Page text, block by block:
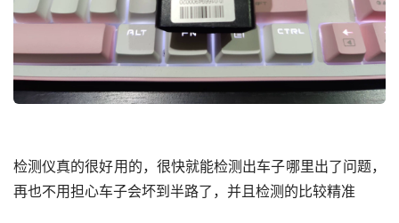
检测仪真的很好用的，很快就能检测出车子哪里出了问题，
再也不用担心车子会坏到半路了，并且检测的比较精准